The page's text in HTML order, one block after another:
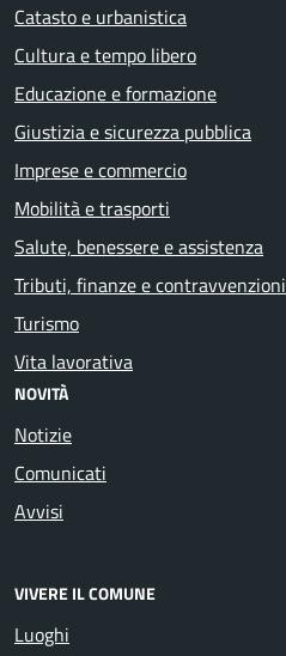
Catasto e urbanistica
Cultura e tempo libero
Educazione e formazione
Giustizia e sicurezza pubblica
Imprese e commercio
Mobilità e trasporti
Salute, benessere e assistenza
Tributi, finanze e contravvenzioni
Turismo
Vita lavorativa
NOVITÀ
Notizie
Comunicati
Avvisi
VIVERE IL COMUNE
Luoghi